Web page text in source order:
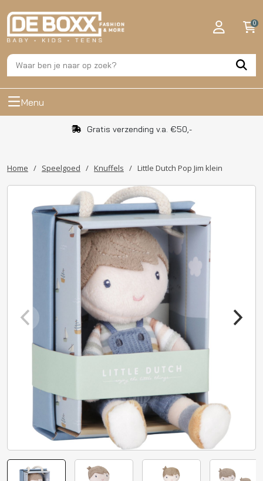
0
Menu
Gratis verzending v.a. €50,-
Home / Speelgoed / Knuffels / Little Dutch Pop Jim klein